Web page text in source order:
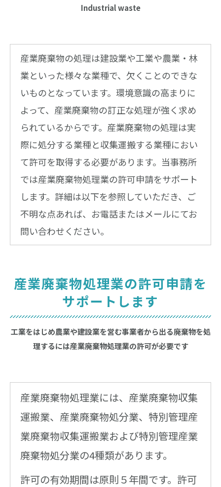
Industrial waste
産業廃棄物の処理は建設業や工業や農業・林
業といった様々な業種で、欠くことのできな
いものとなっています。環境意識の高まりに
よって、産業廃棄物の訂正な処理が強く求め
られているからです。産業廃棄物の処理は実
際に処分する業種と収集運搬する業種におい
て許可を取得する必要があります。当事務所
では産業廃棄物処理業の許可申請をサポート
します。詳細は以下を参照していただき、ご
不明な点あれば、お電話またはメールにてお
問い合わせください。
産業廃棄物処理業の許可申請を
サポートします
工業をはじめ農業や建設業を営む事業者から出る廃棄物を処
理するには産業廃棄物処理業の許可が必要です
産業廃棄物処理業には、産業廃棄物収集
運搬業、産業廃棄物処分業、特別管理産
業廃棄物収集運搬業および特別管理産業
廃棄物処分業の4種類があります。
許可の有効期間は原則５年間です。許可